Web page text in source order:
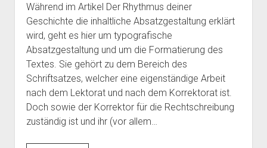
Während im Artikel Der Rhythmus deiner
Geschichte die inhaltliche Absatzgestaltung erklärt
wird, geht es hier um typografische
Absatzgestaltung und um die Formatierung des
Textes. Sie gehört zu dem Bereich des
Schriftsatzes, welcher eine eigenständige Arbeit
nach dem Lektorat und nach dem Korrektorat ist.
Doch sowie der Korrektor für die Rechtschreibung
zuständig ist und ihr (vor allem…